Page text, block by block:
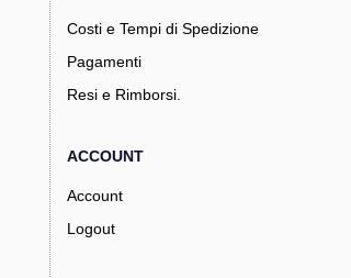
Costi e Tempi di Spedizione
Pagamenti
Resi e Rimborsi.
ACCOUNT
Account
Logout